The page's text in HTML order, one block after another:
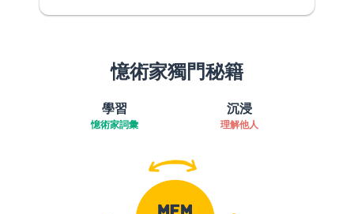
憶術家獨門秘籍
學習
憶術家詞彙
沉浸
理解他人